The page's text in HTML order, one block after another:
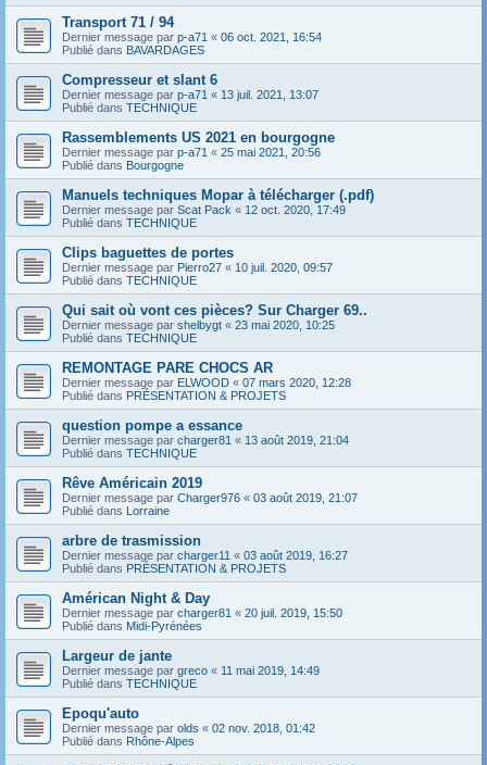
Transport 71 / 94
Dernier message par p-a71 « 06 oct. 2021, 16:54
Publié dans BAVARDAGES
Compresseur et slant 6
Dernier message par p-a71 « 13 juil. 2021, 13:07
Publié dans TECHNIQUE
Rassemblements US 2021 en bourgogne
Dernier message par p-a71 « 25 mai 2021, 20:56
Publié dans Bourgogne
Manuels techniques Mopar à télécharger (.pdf)
Dernier message par Scat Pack « 12 oct. 2020, 17:49
Publié dans TECHNIQUE
Clips baguettes de portes
Dernier message par Pierro27 « 10 juil. 2020, 09:57
Publié dans TECHNIQUE
Qui sait où vont ces pièces? Sur Charger 69..
Dernier message par shelbygt « 23 mai 2020, 10:25
Publié dans TECHNIQUE
REMONTAGE PARE CHOCS AR
Dernier message par ELWOOD « 07 mars 2020, 12:28
Publié dans PRÉSENTATION & PROJETS
question pompe a essance
Dernier message par charger81 « 13 août 2019, 21:04
Publié dans TECHNIQUE
Rêve Américain 2019
Dernier message par Charger976 « 03 août 2019, 21:07
Publié dans Lorraine
arbre de trasmission
Dernier message par charger11 « 03 août 2019, 16:27
Publié dans PRÉSENTATION & PROJETS
Américan Night & Day
Dernier message par charger81 « 20 juil. 2019, 15:50
Publié dans Midi-Pyrénées
Largeur de jante
Dernier message par greco « 11 mai 2019, 14:49
Publié dans TECHNIQUE
Epoqu'auto
Dernier message par olds « 02 nov. 2018, 01:42
Publié dans Rhône-Alpes